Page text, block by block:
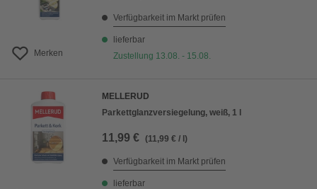
Merken
Verfügbarkeit im Markt prüfen
lieferbar
Zustellung 13.08. - 15.08.
MELLERUD
Parkettglanzversiegelung, weiß, 1 l
11,99 € (11,99 € / l)
Verfügbarkeit im Markt prüfen
lieferbar